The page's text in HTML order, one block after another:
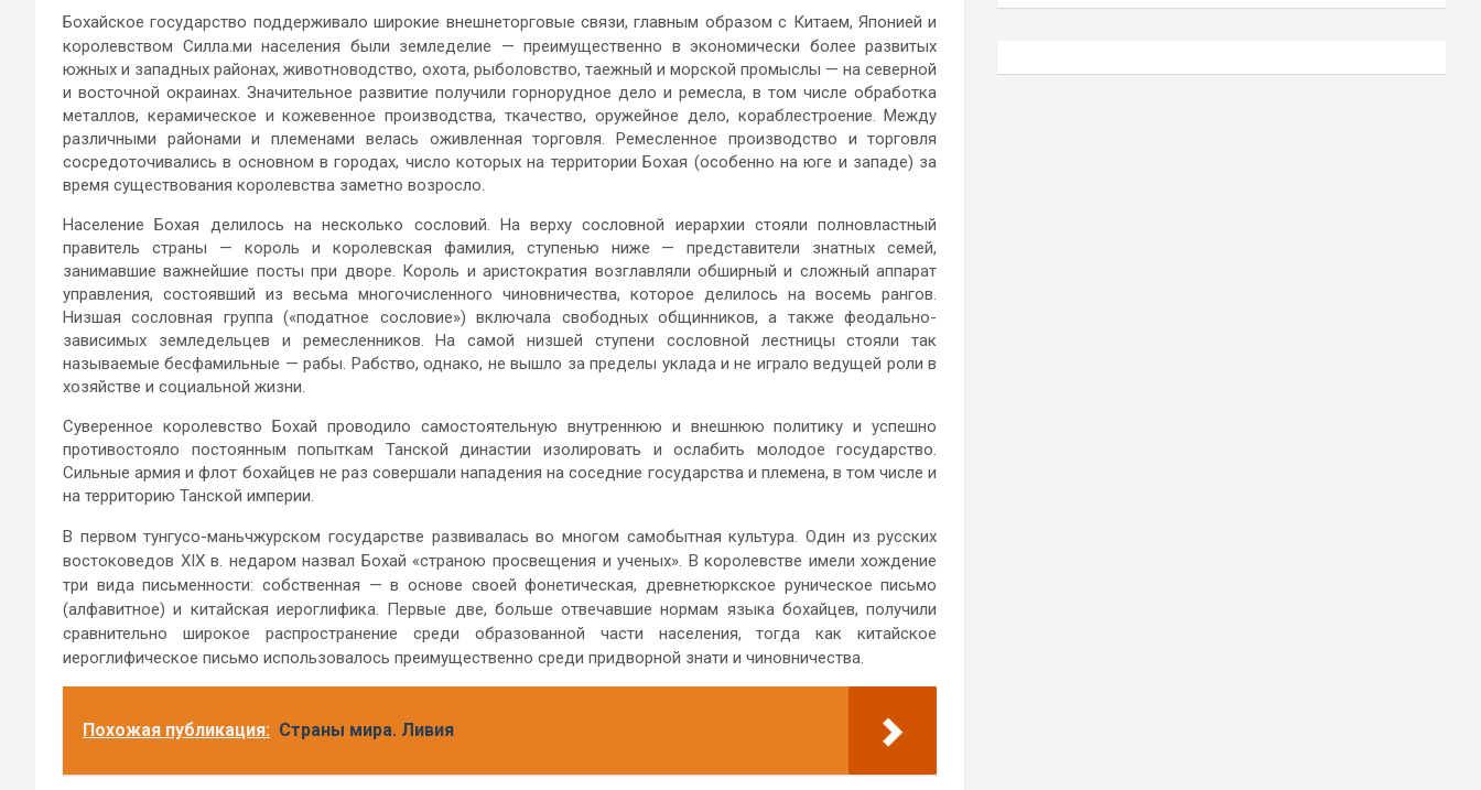
Бохайское государство поддерживало широкие внешнеторговые связи, главным образом с Китаем, Японией и
королевством Силла.ми населения были земледелие — преимущественно в экономически более развитых
южных и западных районах, животноводство, охота, рыболовство, таежный и морской промыслы — на северной
и восточной окраинах. Значительное развитие получили горнорудное дело и ремесла, в том числе обработка
металлов, керамическое и кожевенное производства, ткачество, оружейное дело, кораблестроение. Между
различными районами и племенами велась оживленная торговля. Ремесленное производство и торговля
сосредоточивались в основном в городах, число которых на территории Бохая (особенно на юге и западе) за
время существования королевства заметно возросло.
Население Бохая делилось на несколько сословий. На верху сословной иерархии стояли полновластный
правитель страны — король и королевская фамилия, ступенью ниже — представители знатных семей,
занимавшие важнейшие посты при дворе. Король и аристократия возглавляли обширный и сложный аппарат
управления, состоявший из весьма многочисленного чиновничества, которое делилось на восемь рангов.
Низшая сословная группа («податное сословие») включала свободных общинников, а также феодально-
зависимых земледельцев и ремесленников. На самой низшей ступени сословной лестницы стояли так
называемые бесфамильные — рабы. Рабство, однако, не вышло за пределы уклада и не играло ведущей роли в
хозяйстве и социальной жизни.
Суверенное королевство Бохай проводило самостоятельную внутреннюю и внешнюю политику и успешно
противостояло постоянным попыткам Танской династии изолировать и ослабить молодое государство.
Сильные армия и флот бохайцев не раз совершали нападения на соседние государства и племена, в том числе и
на территорию Танской империи.
В первом тунгусо-маньчжурском государстве развивалась во многом самобытная культура. Один из русских
востоковедов XIX в. недаром назвал Бохай «страною просвещения и ученых». В королевстве имели хождение
три вида письменности: собственная — в основе своей фонетическая, древнетюркское руническое письмо
(алфавитное) и китайская иероглифика. Первые две, больше отвечавшие нормам языка бохайцев, получили
сравнительно широкое распространение среди образованной части населения, тогда как китайское
иероглифическое письмо использовалось преимущественно среди придворной знати и чиновничества.
Похожая публикация: Страны мира. Ливия